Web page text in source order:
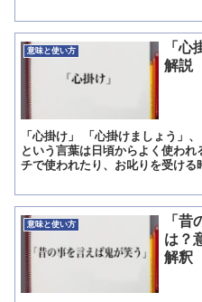
意味と使い方
「
解説
「心掛け」 「心掛けましょう」
という言葉は日頃からよく使わ
チで使われたり、お叱りを受け
意味と使い方
「
は？
解釈